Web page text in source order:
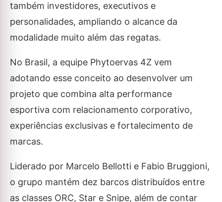
também investidores, executivos e
personalidades, ampliando o alcance da
modalidade muito além das regatas.
No Brasil, a equipe Phytoervas 4Z vem
adotando esse conceito ao desenvolver um
projeto que combina alta performance
esportiva com relacionamento corporativo,
experiências exclusivas e fortalecimento de
marcas.
Liderado por Marcelo Bellotti e Fabio Bruggioni,
o grupo mantém dez barcos distribuídos entre
as classes ORC, Star e Snipe, além de contar